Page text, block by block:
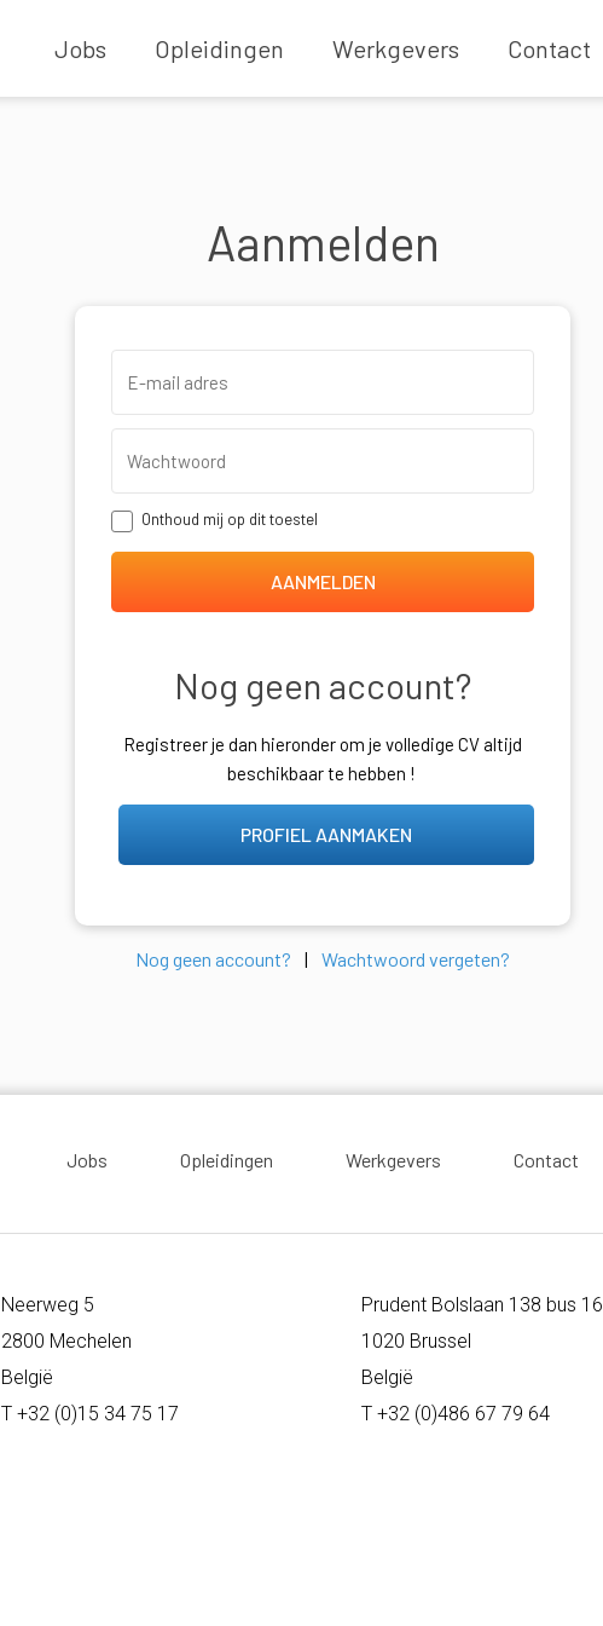
Jobs Opleidingen Werkgevers Contact
Aanmelden
Onthoud mij op dit toestel
AANMELDEN
Nog geen account?
Registreer je dan hieronder om je volledige CV altijd
beschikbaar te hebben !
PROFIEL AANMAKEN
Nog geen account? | Wachtwoord vergeten?
Jobs Opleidingen Werkgevers Contact
Neerweg 5
2800 Mechelen
België
T +32 (0)15 34 75 17
Prudent Bolslaan 138 bus 16
1020 Brussel
België
T +32 (0)486 67 79 64